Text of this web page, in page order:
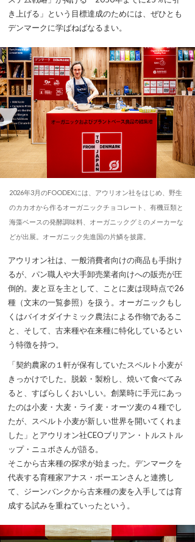
き上げる」という目標達成のためには、ぜひとも
デンマークに学ばねばなるまい。
2026年3月のFOODEXには、アウリオン社をはじめ、野生
のカカオから作るオーガニックチョコレート、有機豆類と
海藻ベースの発酵調味料、オーガニックグミのメーカーな
どが出展。オーガニック先進国の片鱗を披露。
アウリオン社は、一般消費者向けの商品も手掛け
るが、パン職人や大手卸売業者向けへの販売が圧
倒的。麦と豆を主として、ことに麦は現時点で26
種（文末の一覧参照）を扱う。オーガニックもし
くはバイオダイナミック農法による作物であるこ
と、そして、古来種や在来種に特化しているとい
う特徴を持つ。
「契約農家の１軒が保有していたスペルト小麦が
きっかけでした。脱穀・製粉し、焼いて食べてみ
ると、すばらしくおいしい。創業時に手元にあっ
たのは小麦・大麦・ライ麦・オーツ麦の４種でし
たが、スペルト小麦が新しい世界を開いてくれま
した」とアウリオン社CEOブリアン・トルストル
ップ・ニュボさんが語る。
そこから古来種の探求が始まった。デンマークを
代表する育種家アナス・ボーエンさんと連携し
て、ジーンバンクから古来種の麦を入手しては育
成する試みを重ねていったという。